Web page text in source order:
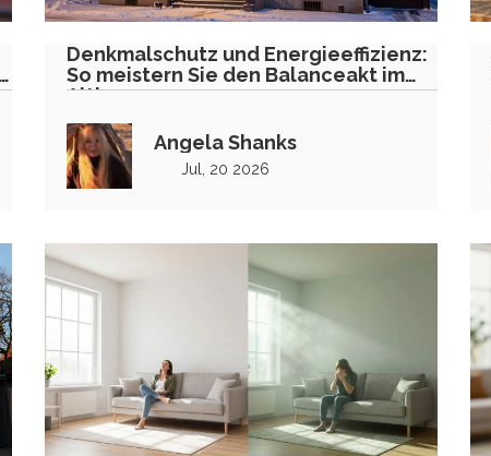
Denkmalschutz und Energieeffizienz:
So meistern Sie den Balanceakt im
Altbau
Angela Shanks
Jul, 20 2026